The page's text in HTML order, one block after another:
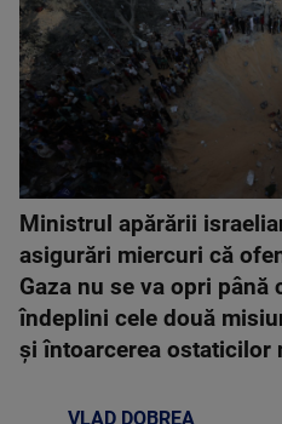
Ministrul apărării
asigurări miercuri că
Gaza nu se va opri
îndeplini cele două
şi întoarcerea ostaticilor
VLAD DOBREA